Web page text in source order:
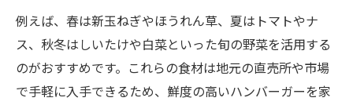
例えば、春は新玉ねぎやほうれん草、夏はトマトやナ
ス、秋冬はしいたけや白菜といった旬の野菜を活用する
のがおすすめです。これらの食材は地元の直売所や市場
で手軽に入手できるため、鮮度の高いハンバーガーを家